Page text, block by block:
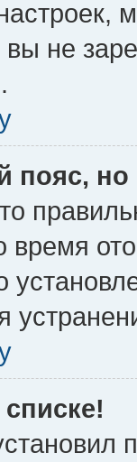
не
пояс,
время